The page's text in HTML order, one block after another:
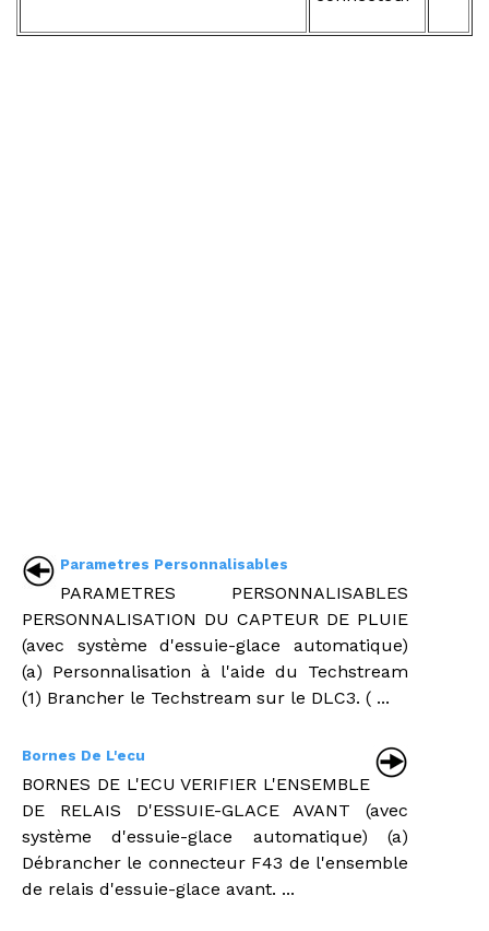
Parametres Personnalisables
PARAMETRES PERSONNALISABLES
PERSONNALISATION DU CAPTEUR DE PLUIE
(avec système d'essuie-glace automatique)
(a) Personnalisation à l'aide du Techstream
(1) Brancher le Techstream sur le DLC3. ( ...
Bornes De L'ecu
BORNES DE L'ECU VERIFIER L'ENSEMBLE
DE RELAIS D'ESSUIE-GLACE AVANT (avec
système d'essuie-glace automatique) (a)
Débrancher le connecteur F43 de l'ensemble
de relais d'essuie-glace avant. ...